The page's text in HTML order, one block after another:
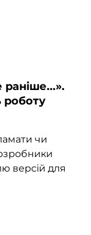
роботу
чи
версій для